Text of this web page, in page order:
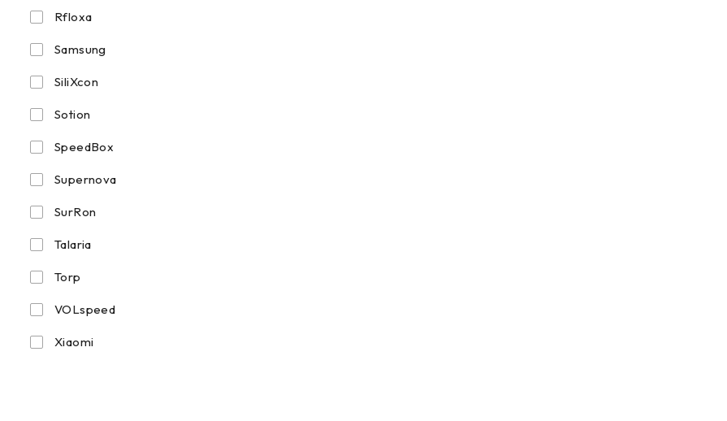
Rfloxa
Samsung
SiliXcon
Sotion
SpeedBox
Supernova
SurRon
Talaria
Torp
VOLspeed
Xiaomi